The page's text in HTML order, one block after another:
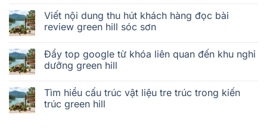
Viết nội dung thu hút khách hàng đọc bài
review green hill sóc sơn
Đẩy top google từ khóa liên quan đến khu nghỉ
dưỡng green hill
Tìm hiểu cấu trúc vật liệu tre trúc trong kiến
trúc green hill